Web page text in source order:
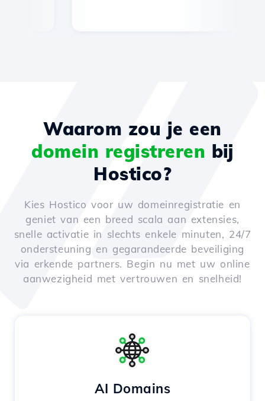
Waarom zou je een
domein registreren bij
Hostico?
Kies Hostico voor uw domeinregistratie en
geniet van een breed scala aan extensies,
snelle activatie in slechts enkele minuten, 24/7
ondersteuning en gegarandeerde beveiliging
via erkende partners. Begin nu met uw online
aanwezigheid met vertrouwen en snelheid!
AI Domains